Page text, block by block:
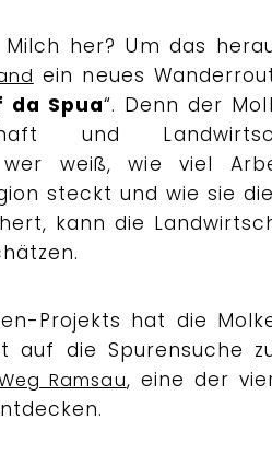
her? Um das
ein neues
da Spua“. Denn der
und
wer weiß, wie viel
steckt und wie sie
kann die
Projekts hat die
auf die Spurensuche
Ramsau, eine der